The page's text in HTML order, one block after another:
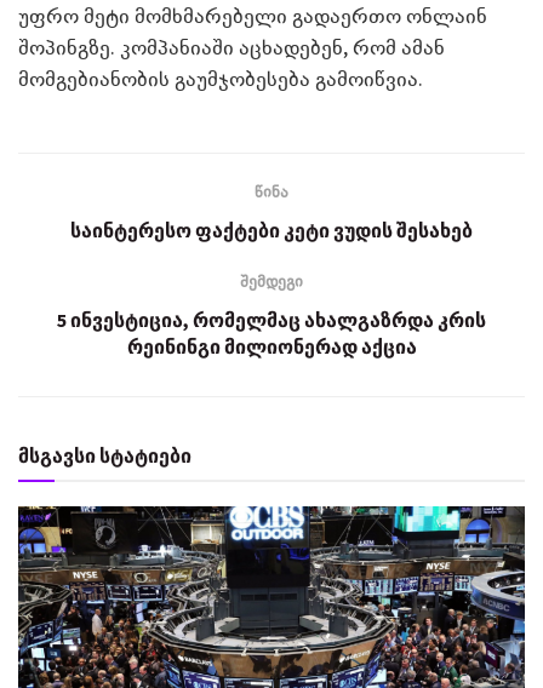
უფრო მეტი მომხმარებელი გადაერთო ონლაინ
შოპინგზე. კომპანიაში აცხადებენ, რომ ამან
მომგებიანობის გაუმჯობესება გამოიწვია.
წინა
საინტერესო ფაქტები კეტი ვუდის შესახებ
შემდეგი
5 ინვესტიცია, რომელმაც ახალგაზრდა კრის
რეინინგი მილიონერად აქცია
მსგავსი სტატიები